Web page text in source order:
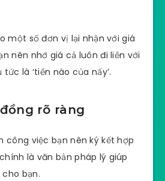
một số đơn vị lại nhận với giá
nên nhớ giá cả luôn đi liền với
là ‘tiền nào của nấy’.
rõ ràng
công việc bạn nên ký kết hợp
là văn bản pháp lý giúp
bạn.